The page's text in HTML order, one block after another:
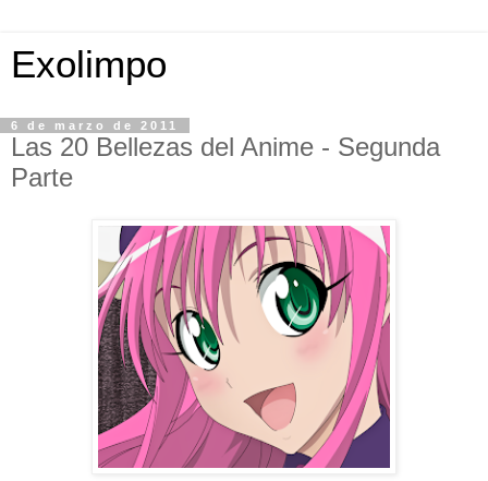
Exolimpo
6 de marzo de 2011
Las 20 Bellezas del Anime - Segunda
Parte